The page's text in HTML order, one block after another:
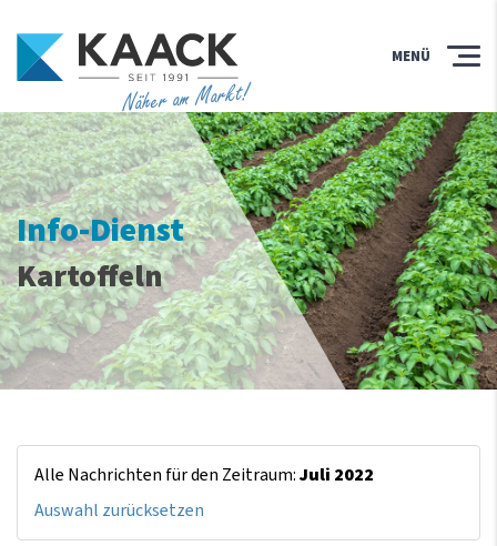
Näher am Markt!
MENÜ
Info-Dienst
Kartoffeln
Alle Nachrichten für den Zeitraum:Juli 2022
Auswahl zurücksetzen